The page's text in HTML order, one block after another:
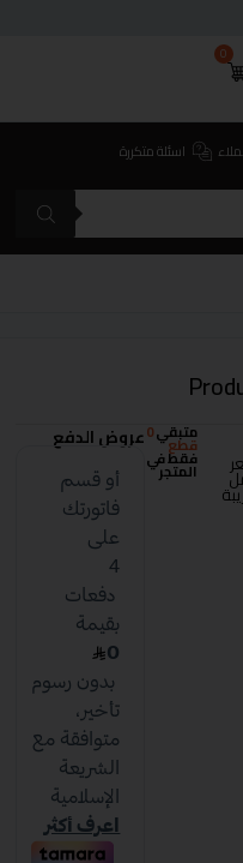
0
اسئلة متكررة
متبقي0
قطع
فقط في
المتجر
عروض الدفع